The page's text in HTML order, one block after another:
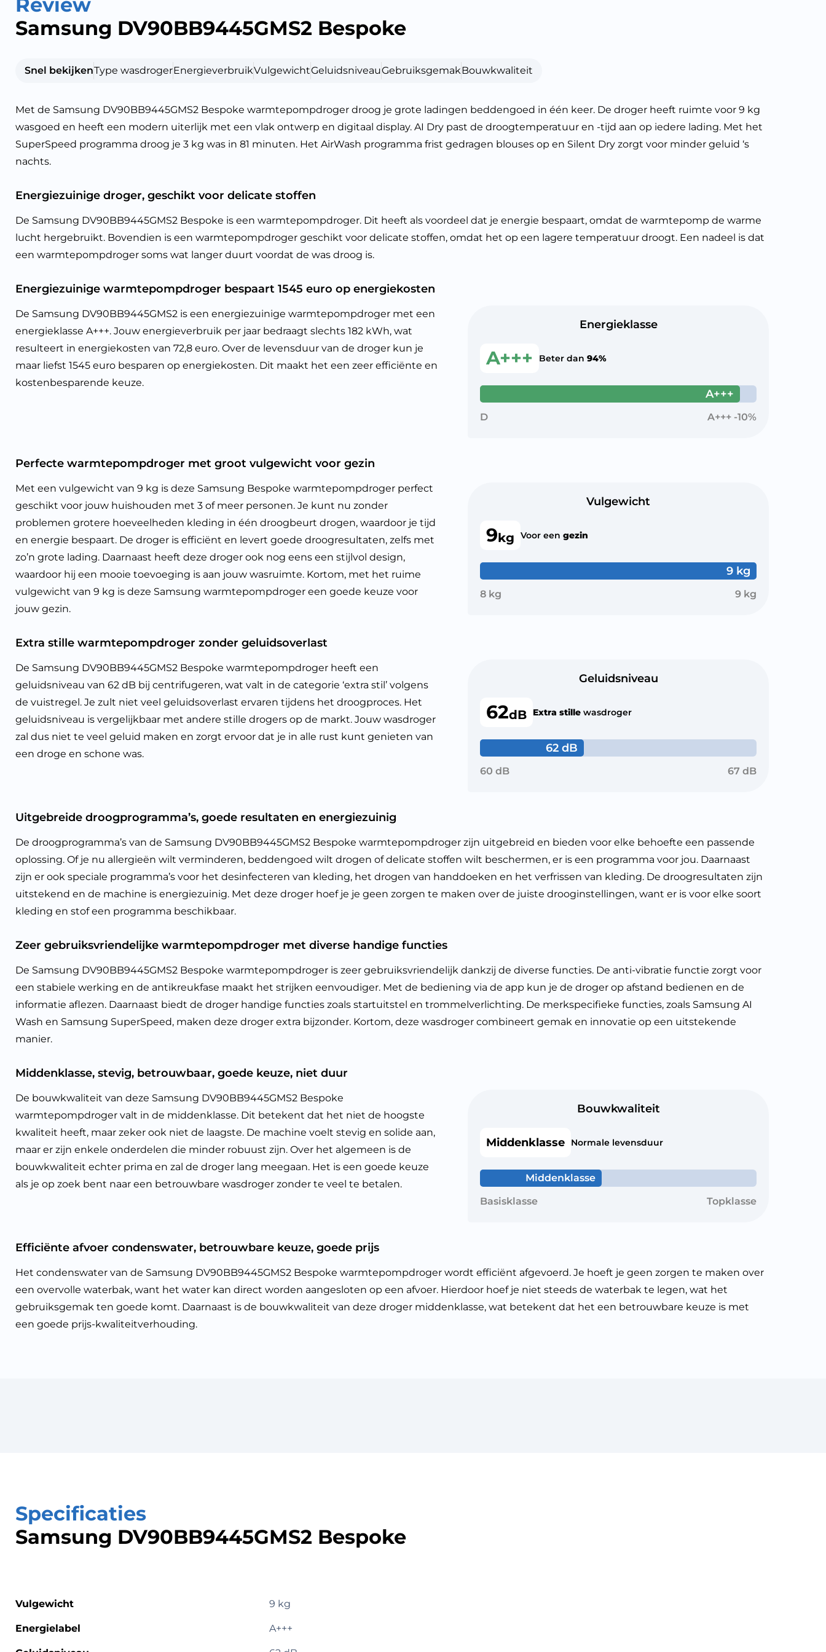
Samsung DV90BB9445GMS2 Bespoke
Snel bekijkenType wasdrogerEnergieverbruikVulgewichtGeluidsniveauGebruiksgemakBouwkwaliteit
Met de Samsung DV90BB9445GMS2 Bespoke warmtepompdroger droog je grote ladingen beddengoed in één keer. De droger heeft ruimte voor 9 kg
wasgoed en heeft een modern uiterlijk met een vlak ontwerp en digitaal display. AI Dry past de droogtemperatuur en -tijd aan op iedere lading. Met het
SuperSpeed programma droog je 3 kg was in 81 minuten. Het AirWash programma frist gedragen blouses op en Silent Dry zorgt voor minder geluid ‘s
nachts.
Energiezuinige droger, geschikt voor delicate stoffen
De Samsung DV90BB9445GMS2 Bespoke is een warmtepompdroger. Dit heeft als voordeel dat je energie bespaart, omdat de warmtepomp de warme
lucht hergebruikt. Bovendien is een warmtepompdroger geschikt voor delicate stoffen, omdat het op een lagere temperatuur droogt. Een nadeel is dat
een warmtepompdroger soms wat langer duurt voordat de was droog is.
Energiezuinige warmtepompdroger bespaart 1545 euro op energiekosten
De Samsung DV90BB9445GMS2 is een energiezuinige warmtepompdroger met een
energieklasse A+++. Jouw energieverbruik per jaar bedraagt slechts 182 kWh, wat
resulteert in energiekosten van 72,8 euro. Over de levensduur van de droger kun je
maar liefst 1545 euro besparen op energiekosten. Dit maakt het een zeer efficiënte en
kostenbesparende keuze.
Energieklasse
A+++ Beter dan 94%
A+++
D A+++ -10%
Perfecte warmtepompdroger met groot vulgewicht voor gezin
Met een vulgewicht van 9 kg is deze Samsung Bespoke warmtepompdroger perfect
geschikt voor jouw huishouden met 3 of meer personen. Je kunt nu zonder
problemen grotere hoeveelheden kleding in één droogbeurt drogen, waardoor je tijd
en energie bespaart. De droger is efficiënt en levert goede droogresultaten, zelfs met
zo’n grote lading. Daarnaast heeft deze droger ook nog eens een stijlvol design,
waardoor hij een mooie toevoeging is aan jouw wasruimte. Kortom, met het ruime
vulgewicht van 9 kg is deze Samsung warmtepompdroger een goede keuze voor
jouw gezin.
Vulgewicht
9kg Voor een gezin
9 kg
8 kg 9 kg
Extra stille warmtepompdroger zonder geluidsoverlast
De Samsung DV90BB9445GMS2 Bespoke warmtepompdroger heeft een
geluidsniveau van 62 dB bij centrifugeren, wat valt in de categorie ‘extra stil’ volgens
de vuistregel. Je zult niet veel geluidsoverlast ervaren tijdens het droogproces. Het
geluidsniveau is vergelijkbaar met andere stille drogers op de markt. Jouw wasdroger
zal dus niet te veel geluid maken en zorgt ervoor dat je in alle rust kunt genieten van
een droge en schone was.
Geluidsniveau
62dB Extra stille wasdroger
62 dB
60 dB 67 dB
Uitgebreide droogprogramma’s, goede resultaten en energiezuinig
De droogprogramma’s van de Samsung DV90BB9445GMS2 Bespoke warmtepompdroger zijn uitgebreid en bieden voor elke behoefte een passende
oplossing. Of je nu allergieën wilt verminderen, beddengoed wilt drogen of delicate stoffen wilt beschermen, er is een programma voor jou. Daarnaast
zijn er ook speciale programma’s voor het desinfecteren van kleding, het drogen van handdoeken en het verfrissen van kleding. De droogresultaten zijn
uitstekend en de machine is energiezuinig. Met deze droger hoef je je geen zorgen te maken over de juiste drooginstellingen, want er is voor elke soort
kleding en stof een programma beschikbaar.
Zeer gebruiksvriendelijke warmtepompdroger met diverse handige functies
De Samsung DV90BB9445GMS2 Bespoke warmtepompdroger is zeer gebruiksvriendelijk dankzij de diverse functies. De anti-vibratie functie zorgt voor
een stabiele werking en de antikreukfase maakt het strijken eenvoudiger. Met de bediening via de app kun je de droger op afstand bedienen en de
informatie aflezen. Daarnaast biedt de droger handige functies zoals startuitstel en trommelverlichting. De merkspecifieke functies, zoals Samsung AI
Wash en Samsung SuperSpeed, maken deze droger extra bijzonder. Kortom, deze wasdroger combineert gemak en innovatie op een uitstekende
manier.
Middenklasse, stevig, betrouwbaar, goede keuze, niet duur
De bouwkwaliteit van deze Samsung DV90BB9445GMS2 Bespoke
warmtepompdroger valt in de middenklasse. Dit betekent dat het niet de hoogste
kwaliteit heeft, maar zeker ook niet de laagste. De machine voelt stevig en solide aan,
maar er zijn enkele onderdelen die minder robuust zijn. Over het algemeen is de
bouwkwaliteit echter prima en zal de droger lang meegaan. Het is een goede keuze
als je op zoek bent naar een betrouwbare wasdroger zonder te veel te betalen.
Bouwkwaliteit
Middenklasse Normale levensduur
Middenklasse
Basisklasse
Topklasse
Efficiënte afvoer condenswater, betrouwbare keuze, goede prijs
Het condenswater van de Samsung DV90BB9445GMS2 Bespoke warmtepompdroger wordt efficiënt afgevoerd. Je hoeft je geen zorgen te maken over
een overvolle waterbak, want het water kan direct worden aangesloten op een afvoer. Hierdoor hoef je niet steeds de waterbak te legen, wat het
gebruiksgemak ten goede komt. Daarnaast is de bouwkwaliteit van deze droger middenklasse, wat betekent dat het een betrouwbare keuze is met
een goede prijs-kwaliteitverhouding.
Specificaties
Samsung DV90BB9445GMS2 Bespoke
Vulgewicht 9 kg
Energielabel A+++